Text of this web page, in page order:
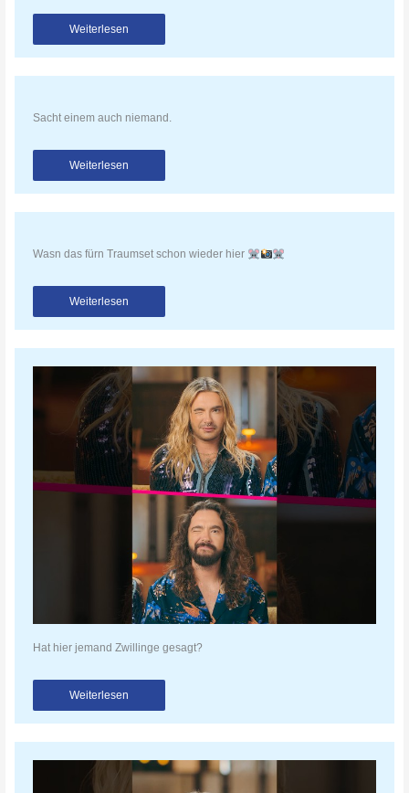
Weiterlesen
Sacht einem auch niemand.
Weiterlesen
Wasn das fürn Traumset schon wieder hier
Weiterlesen
Hat hier jemand Zwillinge gesagt?
Weiterlesen